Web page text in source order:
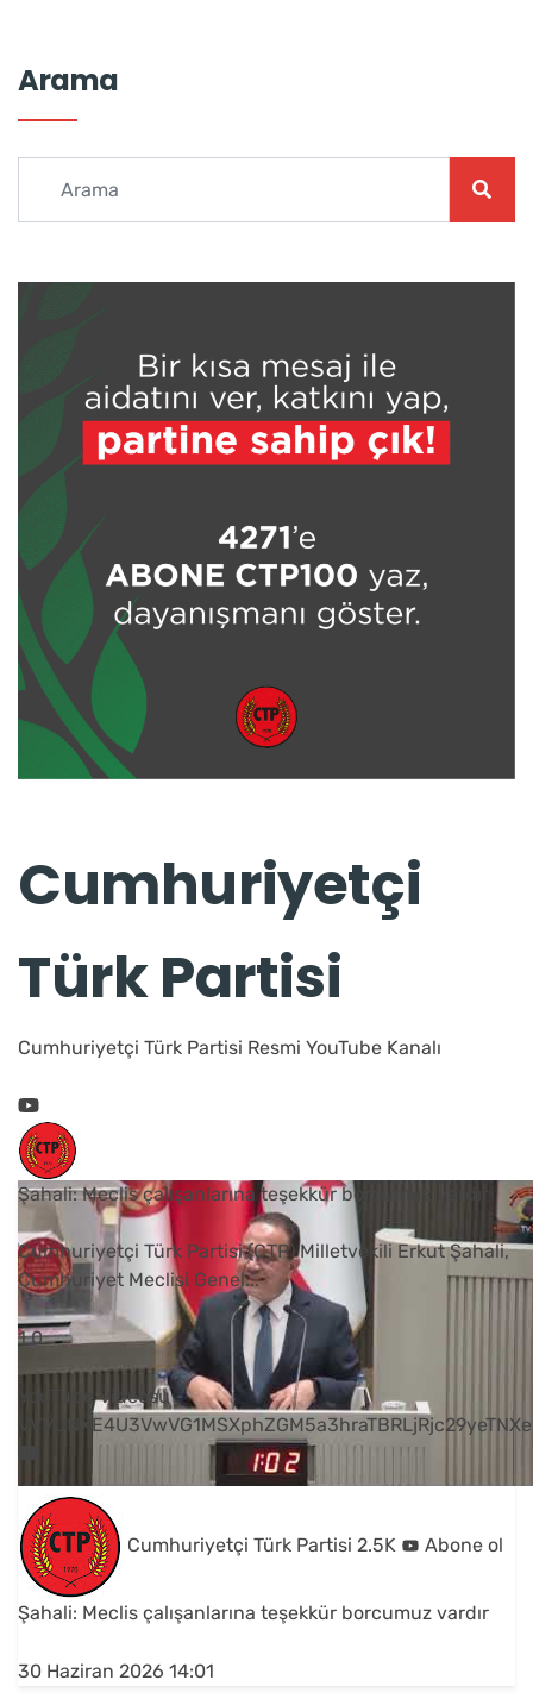
Arama
Cumhuriyetçi
Türk Partisi
Cumhuriyetçi Türk Partisi Resmi YouTube Kanalı
Şahali: Meclis çalışanlarına teşekkür borcumuz vardır
Cumhuriyetçi Türk Partisi (CTP) Milletvekili Erkut Şahali,
Cumhuriyet Meclisi Genel...
1 0
YouTube Videosu
Cumhuriyetçi Türk Partisi 2.5K Abone ol
Şahali: Meclis çalışanlarına teşekkür borcumuz vardır
30 Haziran 2026 14:01